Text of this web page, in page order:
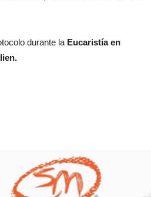
durante la Eucaristía en